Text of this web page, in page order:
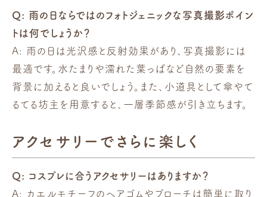
Q: 雨の日ならではのフォトジェニックな写真撮影ポイン
トは何でしょうか？
A: 雨の日は光沢感と反射効果があり、写真撮影には
最適です。水たまりや濡れた葉っぱなど自然の要素を
背景に加えると良いでしょう。また、小道具として傘やて
るてる坊主を用意すると、一層季節感が引き立ちます。
アクセサリーでさらに楽しく
Q: コスプレに合うアクセサリーはありますか？
A: カエルモチーフのヘアゴムやブローチは簡単に取り